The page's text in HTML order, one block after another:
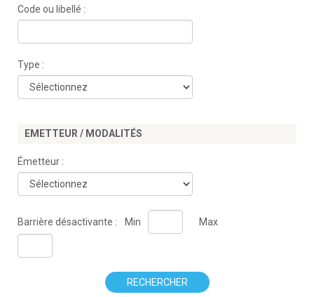
Code ou libellé :
Type :
EMETTEUR / MODALITÉS
Émetteur :
Barrière désactivante : Min Max
RECHERCHER